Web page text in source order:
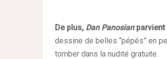
De plus, Dan Panosianparvient
dessine de belles “pépés” en
tomber dans la nudité gratuite.